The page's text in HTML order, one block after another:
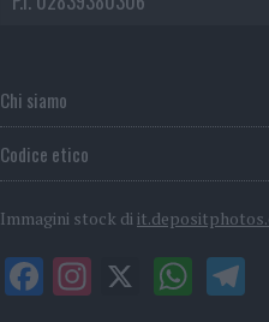
Chi siamo
Codice etico
Immagini stock di